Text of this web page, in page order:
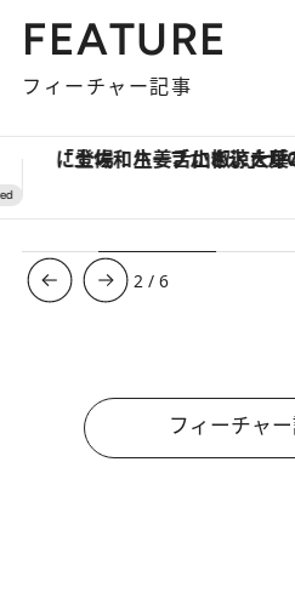
FEATURE
フィーチャー記事
「大
3 /6
フィーチャ